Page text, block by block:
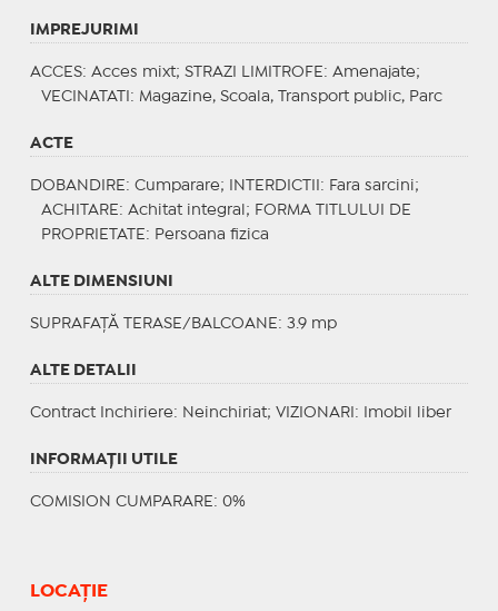
IMPREJURIMI
ACCES: Acces mixt; STRAZI LIMITROFE : Amenajate;
VECINATATI : Magazine, Scoala, Transport public, Parc
ACTE
DOBANDIRE : Cumparare; INTERDICTII : Fara sarcini;
ACHITARE : Achitat integral; FORMA TITLULUI DE
PROPRIETATE : Persoana fizica
ALTE DIMENSIUNI
SUPRAFAȚĂ TERASE/BALCOANE: 3.9 mp
ALTE DETALII
Contract Inchiriere: Neinchiriat; VIZIONARI : Imobil liber
INFORMAŢII UTILE
COMISION CUMPARARE: 0%
LOCAȚIE